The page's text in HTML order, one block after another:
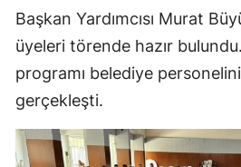
Başkan Yardımcısı Murat
üyeleri törende hazır
programı belediye
gerçekleşti.